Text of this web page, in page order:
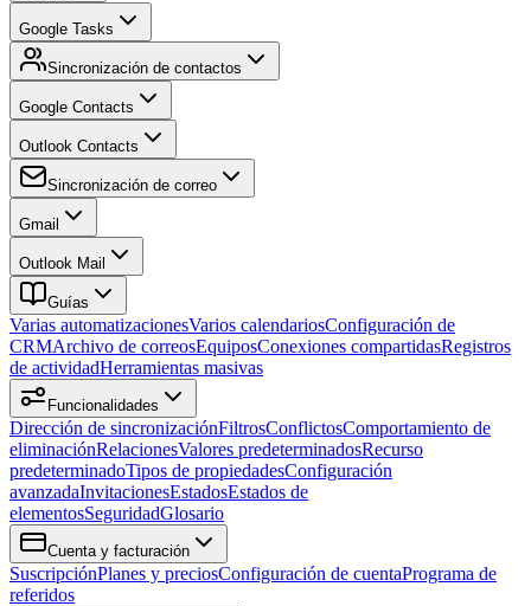
Google Tasks
Sincronización de contactos
Google Contacts
Outlook Contacts
Sincronización de correo
Gmail
Outlook Mail
Guías
Varias automatizacionesVarios calendariosConfiguración de
CRMArchivo de correosEquiposConexiones compartidasRegistros
de actividadHerramientas masivas
Funcionalidades
Dirección de sincronizaciónFiltrosConflictosComportamiento de
eliminaciónRelacionesValores predeterminadosRecurso
predeterminadoTipos de propiedadesConfiguración
avanzadaInvitacionesEstadosEstados de
elementosSeguridadGlosario
Cuenta y facturación
SuscripciónPlanes y preciosConfiguración de cuentaPrograma de
referidos